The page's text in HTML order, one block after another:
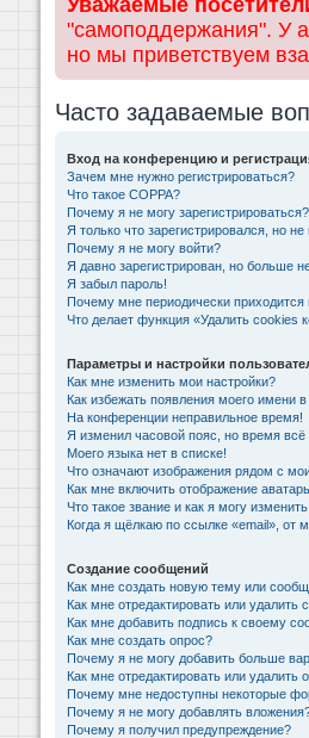
"самоподдержания". У
но мы приветствуем
Часто задаваемые
Вход на конференцию и
Зачем мне нужно регистрироваться?
Что такое COPPA?
Почему я не могу зарегистрироваться?
Я только что зарегистрировался, но не
Почему я не могу войти?
Я давно зарегистрирован, но больше
Я забыл пароль!
Почему мне периодически приходится
Что делает функция «Удалить cookies
Параметры и настройки
Как мне изменить мои настройки?
Как избежать появления моего имени
На конференции неправильное время!
Я изменил часовой пояс, но время всё
Моего языка нет в списке!
Что означают изображения рядом с
Как мне включить отображение
Что такое звание и как я могу изменить
Когда я щёлкаю по ссылке «email», от
Создание сообщений
Как мне создать новую тему или
Как мне отредактировать или удалить
Как мне добавить подпись к своему
Как мне создать опрос?
Почему я не могу добавить больше
Как мне отредактировать или удалить
Почему мне недоступны некоторые
Почему я не могу добавлять
Почему я получил предупреждение?